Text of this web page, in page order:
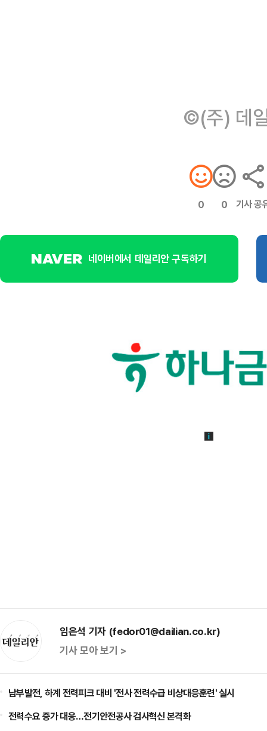
©(주) 데
0 0 기사 공
네이버에서 데일리안 구독하기
임은석 기자 (fedor01@dailian.co.kr)
기사 모아 보기 >
남부발전, 하계 전력피크 대비 '전사 전력수급 비상대응훈련' 실시
전력수요 증가 대응…전기안전공사 검사혁신 본격화